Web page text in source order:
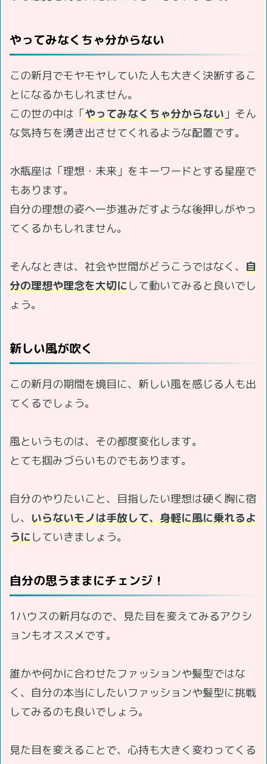
やってみなくちゃ分からない
この新月でモヤモヤしていた人も大きく決断するこ
とになるかもしれません。
この世の中は「やってみなくちゃ分からない 」そん
な気持ちを湧き出させてくれるような配置です。
水瓶座は「理想・未来」をキーワードとする星座で
もあります。
自分の理想の姿へ一歩進みだすような後押しがやっ
てくるかもしれません。
そんなときは、社会や世間がどうこうではなく、 自
分の理想や理念を大切にして動いてみると良いでし
ょう。
新しい風が吹く
この新月の期間を境目に、新しい風を感じる人も出
てくるでしょう。
風というものは、その都度変化します。
とても掴みづらいものでもあります。
自分のやりたいこと、目指したい理想は硬く胸に宿
し、 いらないモノは手放して、身軽に風に乗れるよ
うにしていきましょう。
自分の思うままにチェンジ！
1ハウスの新月なので、見た目を変えてみるアクシ
ョンもオススメです。
誰かや何かに合わせたファッションや髪型ではな
く、自分の本当にしたいファッションや髪型に挑戦
してみるのも良いでしょう。
見た目を変えることで、心持も大きく変わってくる